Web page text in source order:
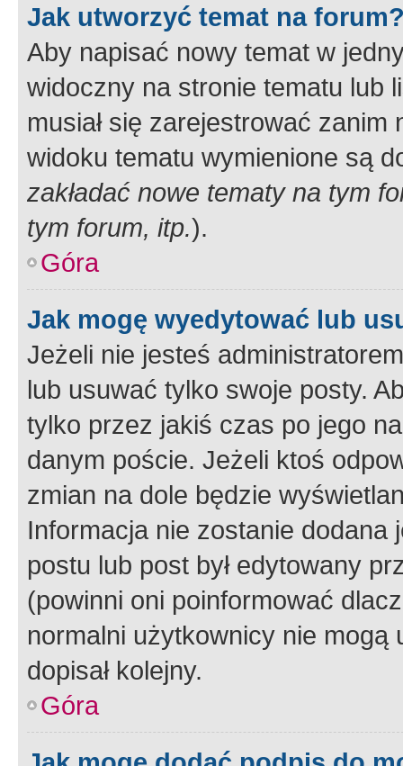
Jak utworzyć temat na
Aby napisać nowy temat w
widoczny na stronie tematu lub
musiał się zarejestrować
widoku tematu wymienione są
zakładać nowe tematy na tym
tym forum, itp.).
Góra
Jak mogę wyedytować lub
Jeżeli nie jesteś
lub usuwać tylko swoje posty.
tylko przez jakiś czas po jego
danym poście. Jeżeli ktoś
zmian na dole będzie
Informacja nie zostanie dodana
postu lub post był edytowany
(powinni oni poinformować
normalni użytkownicy nie
dopisał kolejny.
Góra